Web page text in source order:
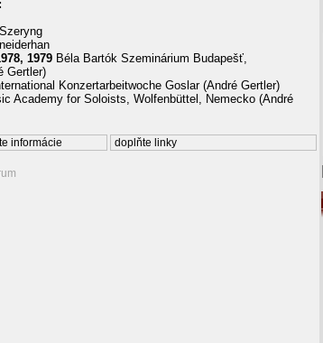
1979 Béla Bartók Szeminárium Budapešť,
Gertler)
Konzertarbeitwoche Goslar (André Gertler)
Academy for Soloists, Wolfenbüttel, Nemecko (André
informácie doplňte linky